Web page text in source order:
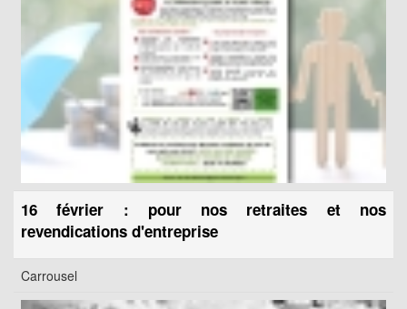
16 février : pour nos retraites et nos
revendications d'entreprise
Carrousel